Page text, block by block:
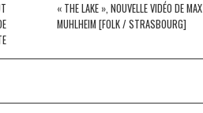
« THE LAKE », NOUVELLE VIDÉO DE MAX
MUHLHEIM [FOLK / STRASBOURG]